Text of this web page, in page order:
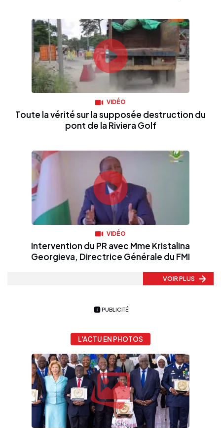
VIDÉO
Toute la vérité sur la supposée destruction du
pont de la Riviera Golf
VIDÉO
Intervention du PR avec Mme Kristalina
Georgieva, Directrice Générale du FMI
VOIR PLUS
PUBLICITÉ
L'ACTU EN PHOTOS